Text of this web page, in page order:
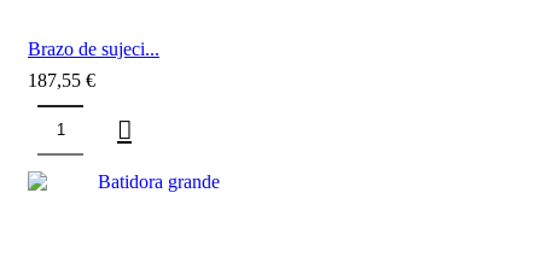
Brazo de sujeci...
187,55 €